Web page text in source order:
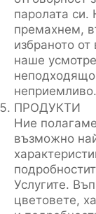
паролата си.
премахнем,
избраното
наше
неприемливо.
ПРОДУКТИ
Ние
възможно
Услугите.
цветовете,